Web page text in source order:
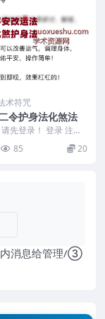
术符咒
令护身法化煞法
先登录！ 登录 注册
令 自己学习来得分享
收...
85 20
消息给管理/③